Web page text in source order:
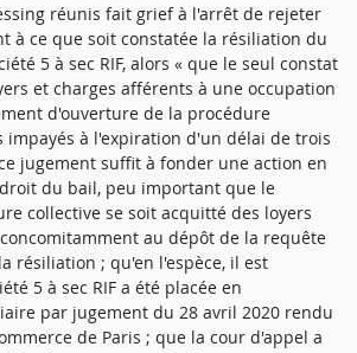
réunis fait grief à l'arrêt de rejeter
à ce que soit constatée la résiliation du
5 à sec RIF, alors « que le seul constat
et charges afférents à une occupation
d'ouverture de la procédure
impayés à l'expiration d'un délai de trois
jugement suffit à fonder une action en
du bail, peu important que le
collective se soit acquitté des loyers
au dépôt de la requête
résiliation ; qu'en l'espèce, il est
5 à sec RIF a été placée en
par jugement du 28 avril 2020 rendu
de Paris ; que la cour d'appel a